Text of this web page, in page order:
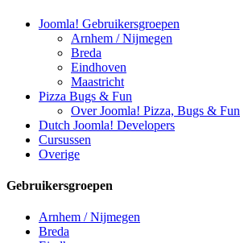
Joomla! Gebruikersgroepen
Arnhem / Nijmegen
Breda
Eindhoven
Maastricht
Pizza Bugs & Fun
Over Joomla! Pizza, Bugs & Fun
Dutch Joomla! Developers
Cursussen
Overige
Gebruikersgroepen
Arnhem / Nijmegen
Breda